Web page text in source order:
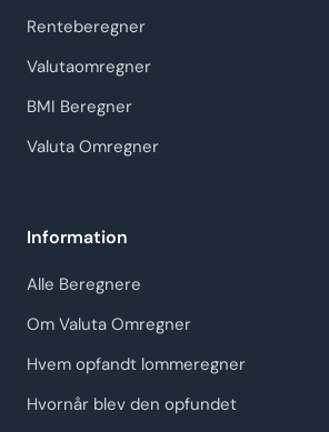
Renteberegner
Valutaomregner
BMI Beregner
Valuta Omregner
Information
Alle Beregnere
Om Valuta Omregner
Hvem opfandt lommeregner
Hvornår blev den opfundet